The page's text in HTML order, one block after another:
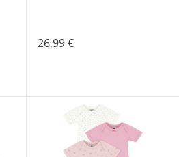
26,99 €